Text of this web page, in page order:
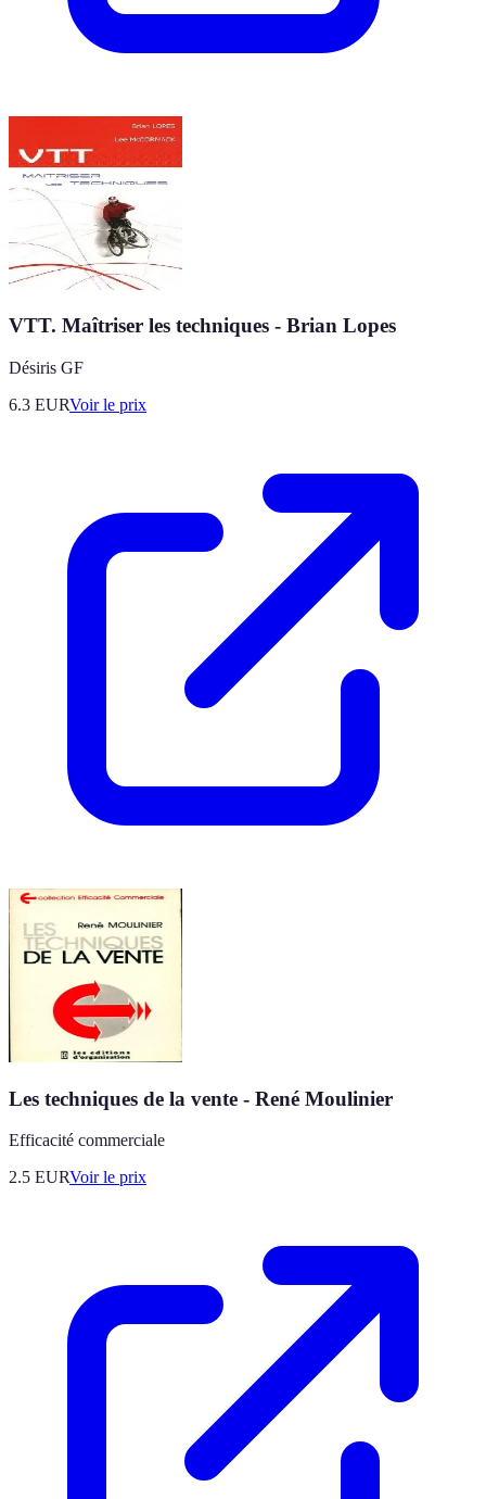
VTT. Maîtriser les techniques - Brian Lopes
Désiris GF
6.3 EURVoir le prix
Les techniques de la vente - René Moulinier
Efficacité commerciale
2.5 EURVoir le prix